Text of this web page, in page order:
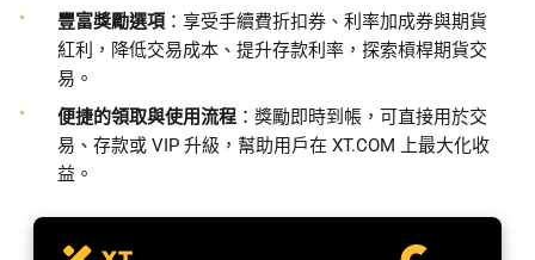
豐富獎勵選項 ：享受手續費折扣券、利率加成券與期貨
紅利，降低交易成本、提升存款利率，探索槓桿期貨交
易。
便捷的領取與使用流程 ：獎勵即時到帳，可直接用於交
易、存款或 VIP 升級，幫助用戶在 XT.COM 上最大化收
益。